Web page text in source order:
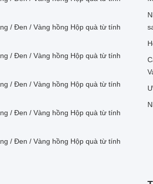
/ Đen / Vàng hồng Hộp quà từ tính
/ Đen / Vàng hồng Hộp quà từ tính
/ Đen / Vàng hồng Hộp quà từ tính
/ Đen / Vàng hồng Hộp quà từ tính
/ Đen / Vàng hồng Hộp quà từ tính